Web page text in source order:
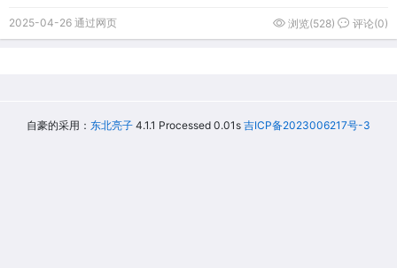
2025-04-26 通过网页 浏览(528) 评论(0)
自豪的采用： 东北亮子 4.1.1 Processed 0.01s 吉ICP备2023006217号-3